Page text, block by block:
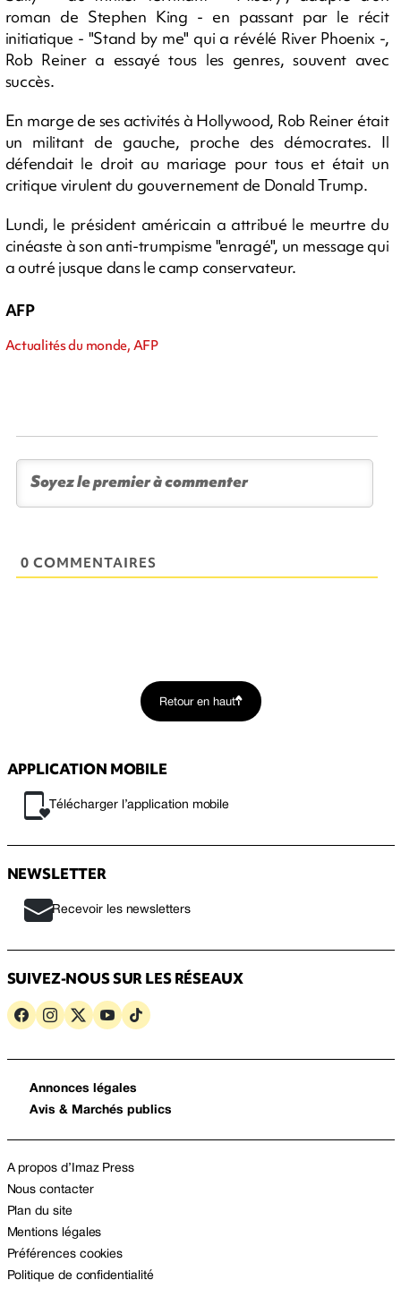
roman de Stephen King - en passant par le récit
initiatique - "Stand by me" qui a révélé River Phoenix -,
Rob Reiner a essayé tous les genres, souvent avec
succès.
En marge de ses activités à Hollywood, Rob Reiner était
un militant de gauche, proche des démocrates. Il
défendait le droit au mariage pour tous et était un
critique virulent du gouvernement de Donald Trump.
Lundi, le président américain a attribué le meurtre du
cinéaste à son anti-trumpisme "enragé", un message qui
a outré jusque dans le camp conservateur.
AFP
Actualités du monde, AFP
0 COMMENTAIRES
Retour en haut
APPLICATION MOBILE
Télécharger l’application mobile
NEWSLETTER
Recevoir les newsletters
SUIVEZ-NOUS SUR LES RÉSEAUX
Annonces légales
Avis & Marchés publics
A propos d’Imaz Press
Nous contacter
Plan du site
Mentions légales
Préférences cookies
Politique de confidentialité